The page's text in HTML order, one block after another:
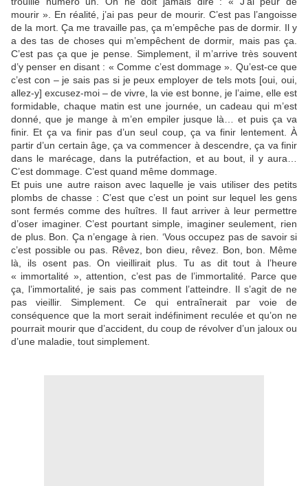
mourir ». En réalité, j’ai pas peur de mourir. C’est pas l’angoisse
de la mort. Ça me travaille pas, ça m’empêche pas de dormir. Il y
a des tas de choses qui m’empêchent de dormir, mais pas ça.
C’est pas ça que je pense. Simplement, il m’arrive très souvent
d’y penser en disant : « Comme c’est dommage ». Qu’est-ce que
c’est con – je sais pas si je peux employer de tels mots [oui, oui,
allez-y] excusez-moi – de vivre, la vie est bonne, je l’aime, elle est
formidable, chaque matin est une journée, un cadeau qui m’est
donné, que je mange à m’en empiler jusque là… et puis ça va
finir. Et ça va finir pas d’un seul coup, ça va finir lentement. À
partir d’un certain âge, ça va commencer à descendre, ça va finir
dans le marécage, dans la putréfaction, et au bout, il y aura…
C’est dommage. C’est quand même dommage.
Et puis une autre raison avec laquelle je vais utiliser des petits
plombs de chasse : C’est que c’est un point sur lequel les gens
sont fermés comme des huîtres. Il faut arriver à leur permettre
d’oser imaginer. C’est pourtant simple, imaginer seulement, rien
de plus. Bon. Ça n’engage à rien. ‘Vous occupez pas de savoir si
c’est possible ou pas. Rêvez, bon dieu, rêvez. Bon, bon. Même
là, ils osent pas. On vieillirait plus. Tu as dit tout à l’heure
« immortalité », attention, c’est pas de l’immortalité. Parce que
ça, l’immortalité, je sais pas comment l’atteindre. Il s’agit de ne
pas vieillir. Simplement. Ce qui entraînerait par voie de
conséquence que la mort serait indéfiniment reculée et qu’on ne
pourrait mourir que d’accident, du coup de révolver d’un jaloux ou
d’une maladie, tout simplement.